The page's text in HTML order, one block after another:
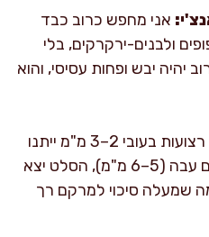
אני מחפש כרוב כבד
ולבנים-ירקרקים, בלי
יהיה יבש ופחות עסיסי, והוא
רצועות בעובי 2–3 מ"מ ייתנו
ביס נעים ולא סיבי. אם חותכים עבה (5–6 מ"מ), הסלט יצא
מה שמעלה סיכוי למרקם רך